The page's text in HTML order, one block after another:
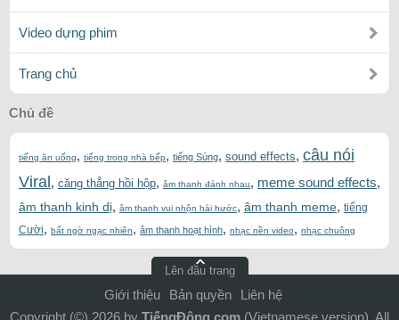
Video dựng phim
Trang chủ
Chủ đề
tiếng ăn uống, tiếng trong nhà bếp, tiếng Súng, sound effects, câu nói
Viral , căng thẳng hồi hộp, âm thanh đánh nhau, meme sound effects,
âm thanh kinh dị, âm thanh vui nhộn hài hước, âm thanh meme, tiếng
Cười, bất ngờ ngạc nhiên, âm thanh hoạt hình, nhạc nền video, nhạc chuông
Lên đầu trang
Giới thiệu Bản quyền
Liên hệ
Copyright (©) 2026 by TiếngĐộng.com (Vietnamese version). All